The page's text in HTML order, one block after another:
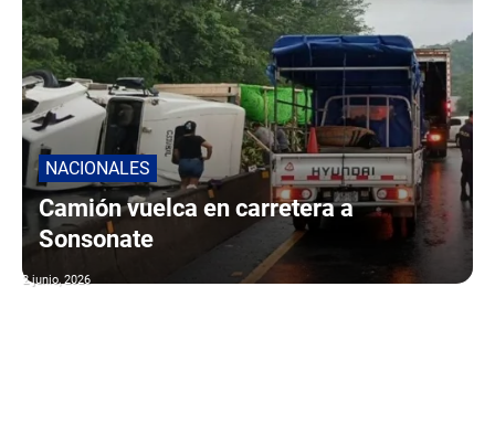
NACIONALES
Camión vuelca en carretera a
Sonsonate
2 junio, 2026